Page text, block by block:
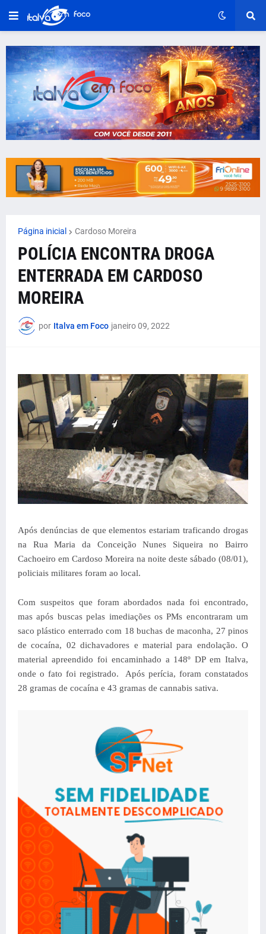
Página inicial Cardoso Moreira
POLÍCIA ENCONTRA DROGA
ENTERRADA EM CARDOSO
MOREIRA
por Italva em Foco janeiro 09, 2022
Após denúncias de que elementos estariam traficando drogas
na Rua Maria da Conceição Nunes Siqueira no Bairro
Cachoeiro em Cardoso Moreira na noite deste sábado (08/01),
policiais militares foram ao local.
Com suspeitos que foram abordados nada foi encontrado,
mas após buscas pelas imediações os PMs encontraram um
saco plástico enterrado com 18 buchas de maconha, 27 pinos
de cocaína, 02 dichavadores e material para endolação. O
material apreendido foi encaminhado a 148º DP em Italva,
onde o fato foi registrado. Após perícia, foram constatados
28 gramas de cocaína e 43 gramas de cannabis sativa.